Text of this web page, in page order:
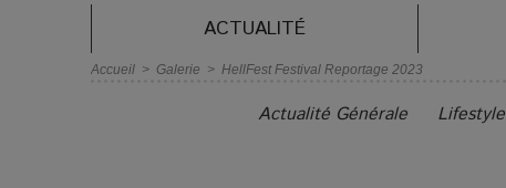
ACTUALITÉ
Accueil > Galerie > HellFest Festival Reportage 2023
Actualité Générale Lifestyle